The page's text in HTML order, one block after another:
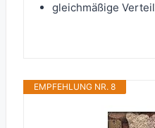
gleichmäßige
EMPFEHLUNG NR. 8